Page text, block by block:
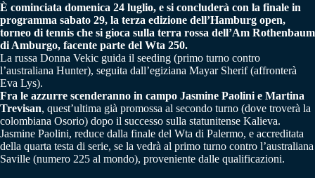
È cominciata domenica 24 luglio, e si concluderà con la finale in
programma sabato 29, la terza edizione dell’Hamburg open,
torneo di tennis che si gioca sulla terra rossa dell’Am Rothenbaum
di Amburgo, facente parte del Wta 250.
La russa Donna Vekic guida il seeding (primo turno contro
l’australiana Hunter), seguita dall’egiziana Mayar Sherif (affronterà
Eva Lys).
Fra le azzurre scenderanno in campo Jasmine Paolini e Martina
Trevisan, quest’ultima già promossa al secondo turno (dove troverà la
colombiana Osorio) dopo il successo sulla statunitense Kalieva.
Jasmine Paolini, reduce dalla finale del Wta di Palermo, e accreditata
della quarta testa di serie, se la vedrà al primo turno contro l’australiana
Saville (numero 225 al mondo), proveniente dalle qualificazioni.